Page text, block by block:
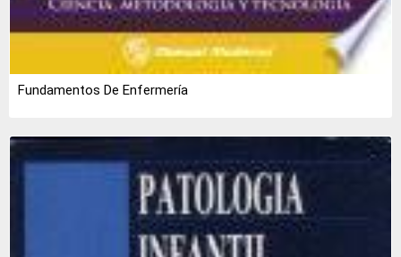
Fundamentos De Enfermería